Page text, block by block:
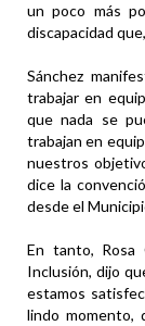
un poco más
discapacidad
Sánchez
trabajar en
que nada se
trabajan en
nuestros
dice la
desde el
En tanto, Rosa
Inclusión, dijo
estamos
lindo momento,